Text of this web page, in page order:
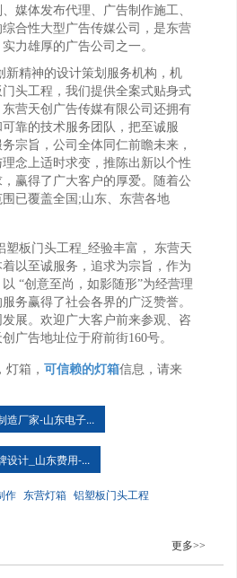
媒体发布代理、广告制作施工、
合性大型广告传媒公司，是东营
力雄厚的广告公司之一。
新精神的设计策划服务机构，机
头工程，我们提供全案式贴身式
营天创广告传媒有限公司还拥有
靠的技术服务团队，把至诚服
宗旨，公司全体同仁前瞻未来，
念上适时求变，推陈出新以个性
赢得了广大客户的厚爱。随着公
已覆盖全国;山东、东营各地
塑板门头工程_经验丰富， 东营天
以至诚服务，追求为宗旨，作为
“创意至尚，如影随形”为经营理
务赢得了社会各界的广泛赞誉。
展。欢迎广大客户前来参观、咨
广告地址位于府前街160号。
，灯箱，可信赖的灯箱信息，请来
造厂家-山东电子...
设计_山东费用-...
作 东营灯箱 铝塑板门头工程
更多>>